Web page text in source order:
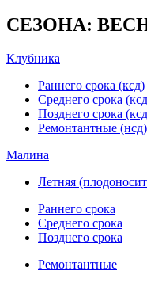
СЕЗОНА:
Клубника
Раннего срока (ксд)
Среднего срока
Позднего срока
Ремонтантные (нсд)
Малина
Летняя
Раннего срока
Среднего срока
Позднего срока
Ремонтантные